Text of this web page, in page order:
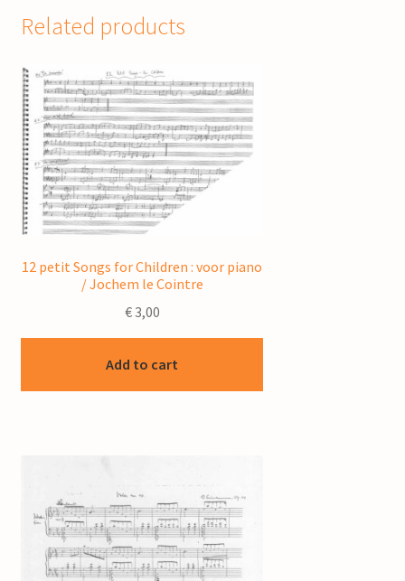
Related products
12 petit Songs for Children : voor piano
/ Jochem le Cointre
€3,00
Add to cart